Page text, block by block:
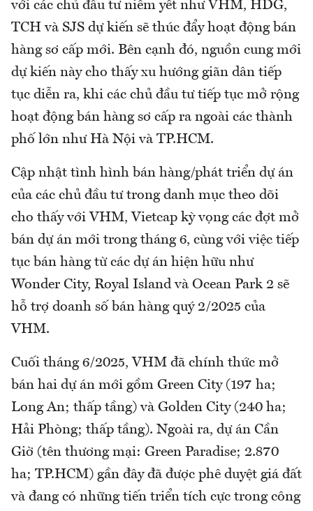
với các chủ đầu tư niêm yết như VHM, HDG,
TCH và SJS dự kiến sẽ thúc đẩy hoạt động bán
hàng sơ cấp mới. Bên cạnh đó, nguồn cung mới
dự kiến này cho thấy xu hướng giãn dân tiếp
tục diễn ra, khi các chủ đầu tư tiếp tục mở rộng
hoạt động bán hàng sơ cấp ra ngoài các thành
phố lớn như Hà Nội và TP.HCM.
Cập nhật tình hình bán hàng/phát triển dự án
của các chủ đầu tư trong danh mục theo dõi
cho thấy với VHM, Vietcap kỳ vọng các đợt mở
bán dự án mới trong tháng 6, cùng với việc tiếp
tục bán hàng từ các dự án hiện hữu như
Wonder City, Royal Island và Ocean Park 2 sẽ
hỗ trợ doanh số bán hàng quý 2/2025 của
VHM.
Cuối tháng 6/2025, VHM đã chính thức mở
bán hai dự án mới gồm Green City (197 ha;
Long An; thấp tầng) và Golden City (240 ha;
Hải Phòng; thấp tầng). Ngoài ra, dự án Cần
Giờ (tên thương mại: Green Paradise; 2.870
ha; TP.HCM) gần đây đã được phê duyệt giá đất
và đang có những tiến triển tích cực trong công